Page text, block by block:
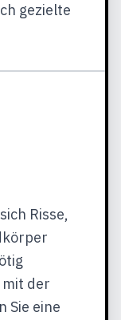
gezielte
Risse,
der
Sie eine